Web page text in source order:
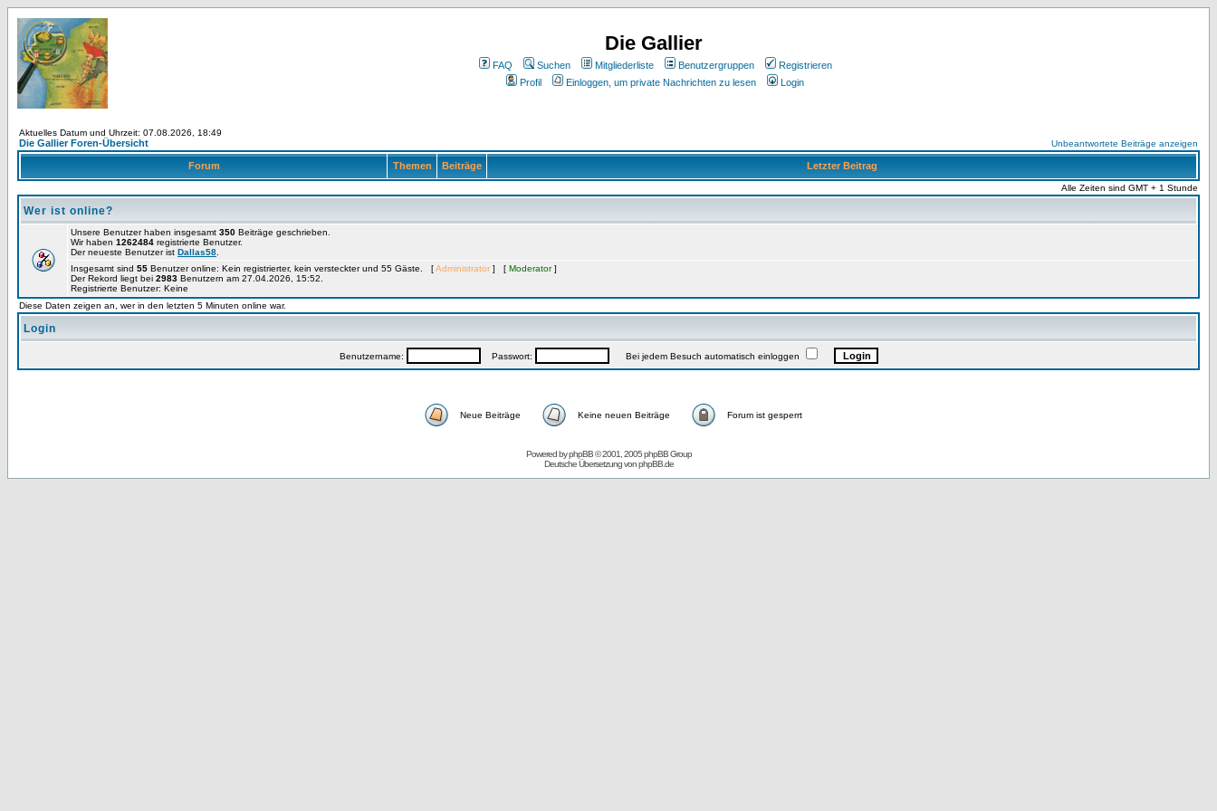
Die Gallier
FAQ Suchen Mitgliederliste Benutzergruppen
Registrieren
Profil
Einloggen, um private Nachrichten zu lesen Login
Aktuelles Datum und Uhrzeit: 07.08.2026, 18:49
Die Gallier Foren-Übersicht Unbeantwortete Beiträge anzeigen
Forum Themen Beiträge Letzter Beitrag
Alle Zeiten sind GMT + 1 Stunde
Wer ist online?
Unsere Benutzer haben insgesamt 350 Beiträge geschrieben.
Wir haben 1262484 registrierte Benutzer.
Der neueste Benutzer ist Dallas58
Insgesamt sind 55 Benutzer online: Kein registrierter, kein versteckter und 55 Gäste. [Administrator ] [ Moderator]
Der Rekord liegt bei 2983 Benutzern am 27.04.2026, 15:52.
Registrierte Benutzer: Keine
Diese Daten zeigen an, wer in den letzten 5 Minuten online war.
Login
Benutzername: Passwort: Bei jedem Besuch automatisch einloggen
Neue Beiträge Keine neuen Beiträge Forum ist gesperrt
Powered byphpBB© 2001, 2005 phpBB Group
Deutsche Übersetzung vonphpBB.de